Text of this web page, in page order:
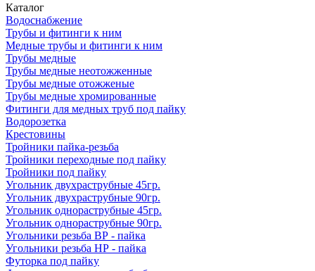
Каталог
Водоснабжение
Трубы и фитинги к ним
Медные трубы и фитинги к ним
Трубы медные
Трубы медные неотожженные
Трубы медные отожженые
Трубы медные хромированные
Фитинги для медных труб под пайку
Водорозетка
Крестовины
Тройники пайка-резьба
Тройники переходные под пайку
Тройники под пайку
Угольник двухраструбные 45гр.
Угольник двухраструбные 90гр.
Угольник однораструбные 45гр.
Угольник однораструбные 90гр.
Угольники резьба ВР - пайка
Угольники резьба НР - пайка
Футорка под пайку